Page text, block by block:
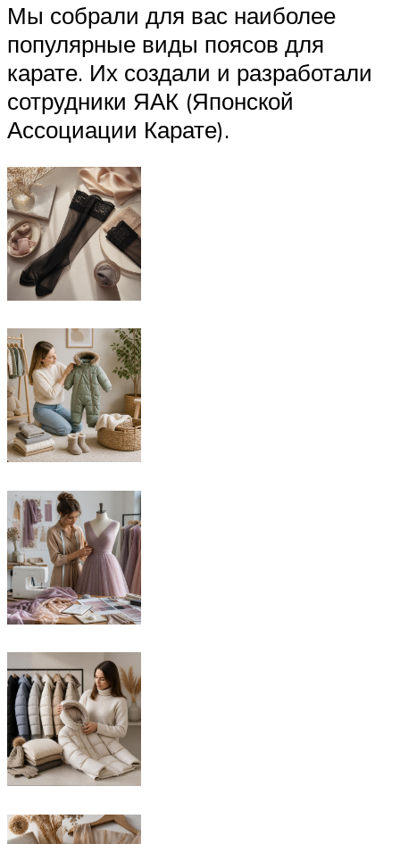
Мы собрали для вас наиболее
популярные виды поясов для
карате. Их создали и разработали
сотрудники ЯАК (Японской
Ассоциации Карате).